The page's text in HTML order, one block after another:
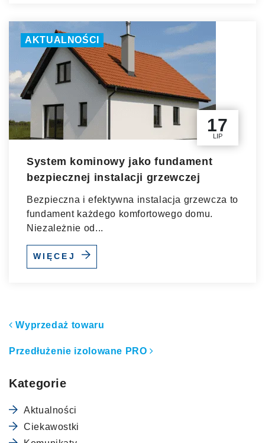
AKTUALNOŚCI
17
LIP
System kominowy jako fundament
bezpiecznej instalacji grzewczej
Bezpieczna i efektywna instalacja grzewcza to
fundament każdego komfortowego domu.
Niezależnie od...
WIĘCEJ
Nawigacja po artykułach
Wyprzedaż towaru
Przedłużenie izolowane PRO
Kategorie
Aktualności
Ciekawostki